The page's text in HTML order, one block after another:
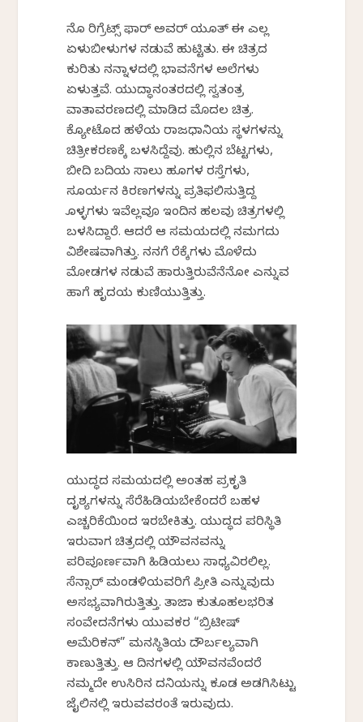
ನೊ ರಿಗ್ರೆಟ್ಸ್ ಫಾರ್ ಅವರ್ ಯೂತ್ ಈ ಎಲ್ಲ
ಏಳುಬೀಳುಗಳ ನಡುವೆ ಹುಟ್ಟಿತು. ಈ ಚಿತ್ರದ
ಕುರಿತು ನನ್ನಾಳದಲ್ಲಿ ಭಾವನೆಗಳ ಅಲೆಗಳು
ಏಳುತ್ತವೆ. ಯುದ್ಧಾನಂತರದಲ್ಲಿ ಸ್ವತಂತ್ರ
ವಾತಾವರಣದಲ್ಲಿ ಮಾಡಿದ ಮೊದಲ ಚಿತ್ರ.
ಕ್ಯೋಟೊದ ಹಳೆಯ ರಾಜಧಾನಿಯ ಸ್ಥಳಗಳನ್ನು
ಚಿತ್ರೀಕರಣಕ್ಕೆ ಬಳಸಿದ್ದೆವು. ಹುಲ್ಲಿನ ಬೆಟ್ಟಗಳು,
ಬೀದಿ ಬದಿಯ ಸಾಲು ಹೂಗಳ ರಸ್ತೆಗಳು,
ಸೂರ್ಯನ ಕಿರಣಗಳನ್ನು ಪ್ರತಿಫಲಿಸುತ್ತಿದ್ದ
ಹೊಳ್ಳಗಳು ಇವೆಲ್ಲವೂ ಇಂದಿನ ಹಲವು ಚಿತ್ರಗಳಲ್ಲಿ
ಬಳಸಿದ್ದಾರೆ. ಆದರೆ ಆ ಸಮಯದಲ್ಲಿ ನಮಗದು
ವಿಶೇಷವಾಗಿತ್ತು. ನನಗೆ ರೆಕ್ಕೆಗಳು ಮೊಳೆದು
ಮೋಡಗಳ ನಡುವೆ ಹಾರುತ್ತಿರುವೆನೆನೋ ಎನ್ನುವ
ಹಾಗೆ ಹೃದಯ ಕುಣಿಯುತ್ತಿತ್ತು.
ಯುದ್ಧದ ಸಮಯದಲ್ಲಿ ಅಂತಹ ಪ್ರಕೃತಿ
ದೃಶ್ಯಗಳನ್ನು ಸೆರೆಹಿಡಿಯಬೇಕೆಂದರೆ ಬಹಳ
ಎಚ್ಚರಿಕೆಯಿಂದ ಇರಬೇಕಿತ್ತು. ಯುದ್ಧದ ಪರಿಸ್ಥಿತಿ
ಇರುವಾಗ ಚಿತ್ರದಲ್ಲಿ ಯೌವನವನ್ನು
ಪರಿಪೂರ್ಣವಾಗಿ ಹಿಡಿಯಲು ಸಾಧ್ಯವಿರಲಿಲ್ಲ.
ಸೆನ್ಸಾರ್ ಮಂಡಳಿಯವರಿಗೆ ಪ್ರೀತಿ ಎನ್ನುವುದು
ಅಸಭ್ಯವಾಗಿರುತ್ತಿತ್ತು. ತಾಜಾ ಕುತೂಹಲಭರಿತ
ಸಂವೇದನೆಗಳು ಯುವಕರ “ಬ್ರಿಟೀಷ್
ಅಮೆರಿಕನ್” ಮನಸ್ಥಿತಿಯ ದೌರ್ಬಲ್ಯವಾಗಿ
ಕಾಣುತ್ತಿತ್ತು. ಆ ದಿನಗಳಲ್ಲಿ ಯೌವನವೆಂದರೆ
ನಮ್ಮದೇ ಉಸಿರಿನ ದನಿಯನ್ನು ಕೂಡ ಅಡಗಿಸಿಟ್ಟು
ಜೈಲಿನಲ್ಲಿ ಇರುವವರಂತೆ ಇರುವುದು.